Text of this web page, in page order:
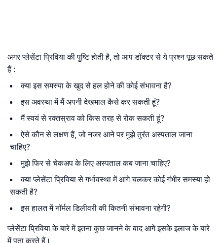
अगर प्लेसेंटा प्रिविया की पुष्टि होती है, तो आप डॉक्टर से ये प्रश्न पूछ सकते
हैं :
क्या इस समस्या के खुद से हल होने की कोई संभावना है?
इस अवस्था में मैं अपनी देखभाल कैसे कर सकती हूं?
मैं स्वयं से रक्तस्राव को किस तरह से रोक सकती हूं?
ऐसे कौन से लक्षण हैं, जो नजर आने पर मुझे तुरंंत अस्पताल जाना
चाहिए?
मुझे फिर से चेकअप के लिए अस्पताल कब जाना चाहिए?
क्या प्लेसेंटा प्रिविया से गर्भावस्था में आगे चलकर कोई गंभीर समस्या हो
सकती है?
इस हालत में नॉर्मल डिलीवरी की कितनी संभावना रहेगी?
प्लेसेंटा प्रिविया के बारे में इतना कुछ जानने के बाद आगे इसके इलाज के बारे
में पता करते हैं।